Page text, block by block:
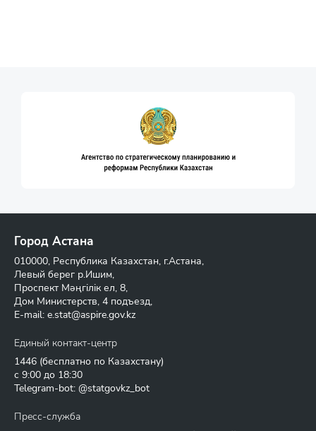
Город Астана
010000, Республика Казахстан, г.Астана,
Левый берег р.Ишим,
Проспект Мәңгілік ел, 8,
Дом Министерств, 4 подъезд,
E-mail: e.stat@aspire.gov.kz
Единый контакт-центр
1446 (бесплатно по Казахстану)
с 9:00 до 18:30
Telegram-bot: @statgovkz_bot
Пресс-служба